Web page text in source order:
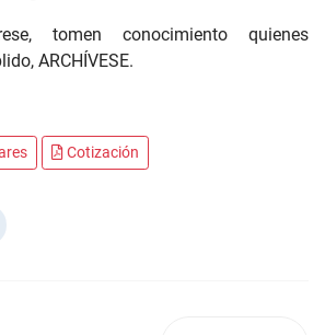
tomen conocimiento quienes
ARCHÍVESE.
Cotización